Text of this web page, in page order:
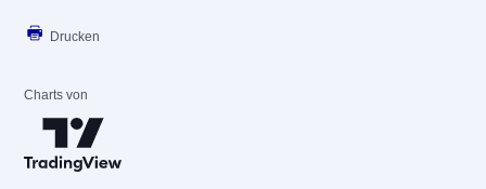
Drucken
Charts von